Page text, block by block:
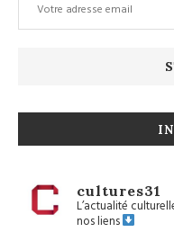
cultures31
L’actualité
nos liens